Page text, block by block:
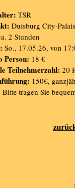
TSR
Duisburg City-
2 Stunden
So., 17.05.26, von
Person: 18 €
Teilnehmerzahl: 20
150€,
Bitte tragen Sie